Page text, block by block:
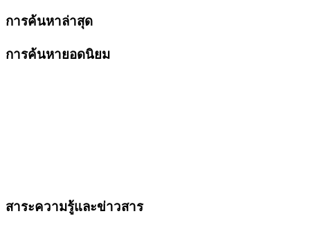
การค้นหาล่าสุด
การค้นหายอดนิยม
สาระความรู้และข่าวสาร